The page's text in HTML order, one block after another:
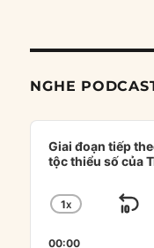
NGHE
Audio
Player
Giai đoạn tiếp
tộc thiểu số của
CHANGE
1X
00:00